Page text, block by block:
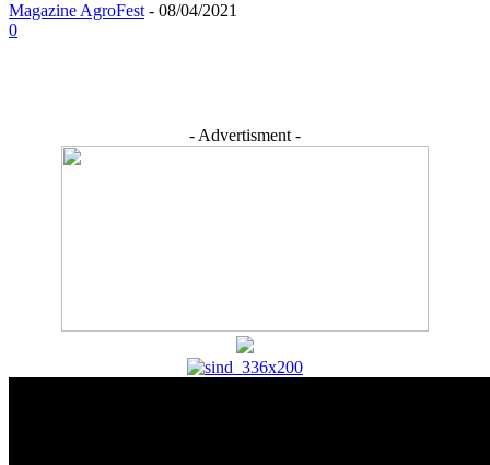
Magazine AgroFest - 08/04/2021
0
- Advertisment -